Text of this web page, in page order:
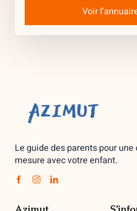
Voir
Le guide des parents pour
mesure avec votre enfant.